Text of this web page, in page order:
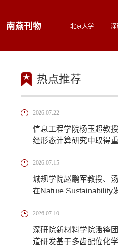
南燕刊物 北京大学 深
热点推荐
2026.07.22
信息工程学院杨玉超教
经形态计算研究中取得
2026.07.15
城规学院赵鹏军教授、
在Nature Sustainability
2026.07.10
深研院新材料学院潘锋
道研发基于多齿配位化